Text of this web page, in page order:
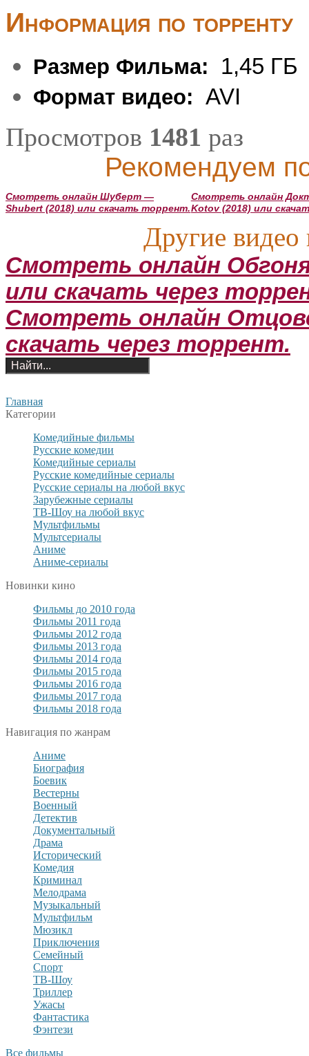
Информация по торренту
Размер Фильма: 1,45 ГБ
Формат видео: AVI
Просмотров 1481 раз
Рекомендуем
Смотреть онлайн Шуберт —
Shubert (2018) или скачать торрент.
Смотреть онлайн
Kotov (2018) или
Другие видео
Смотреть онлайн
или скачать через
Смотреть онлайн
скачать через торрент.
Главная
Категории
Комедийные фильмы
Русские комедии
Комедийные сериалы
Русские комедийные сериалы
Русские сериалы на любой вкус
Зарубежные сериалы
ТВ-Шоу на любой вкус
Мультфильмы
Мультсериалы
Аниме
Аниме-сериалы
Новинки кино
Фильмы до 2010 года
Фильмы 2011 года
Фильмы 2012 года
Фильмы 2013 года
Фильмы 2014 года
Фильмы 2015 года
Фильмы 2016 года
Фильмы 2017 года
Фильмы 2018 года
Навигация по жанрам
Аниме
Биография
Боевик
Вестерны
Военный
Детектив
Документальный
Драма
Исторический
Комедия
Криминал
Мелодрама
Музыкальный
Мультфильм
Мюзикл
Приключения
Семейный
Спорт
ТВ-Шоу
Триллер
Ужасы
Фантастика
Фэнтези
Все фильмы